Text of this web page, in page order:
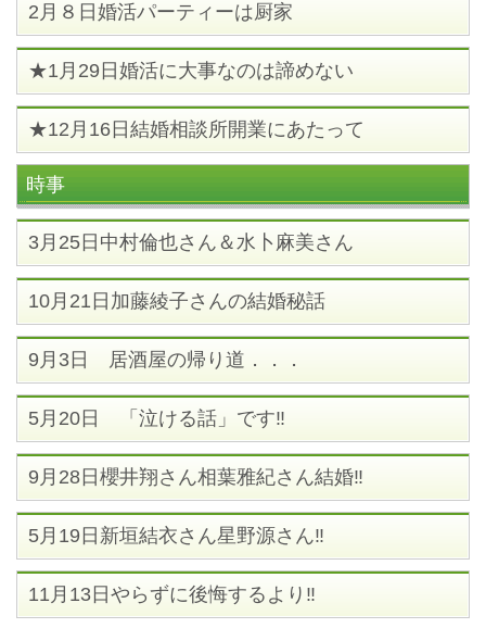
2月８日婚活パーティーは厨家
★1月29日婚活に大事なのは諦めない
★12月16日結婚相談所開業にあたって
時事
3月25日中村倫也さん＆水卜麻美さん
10月21日加藤綾子さんの結婚秘話
9月3日 居酒屋の帰り道．．．
5月20日 「泣ける話」です‼
9月28日櫻井翔さん相葉雅紀さん結婚‼
5月19日新垣結衣さん星野源さん‼
11月13日やらずに後悔するより‼